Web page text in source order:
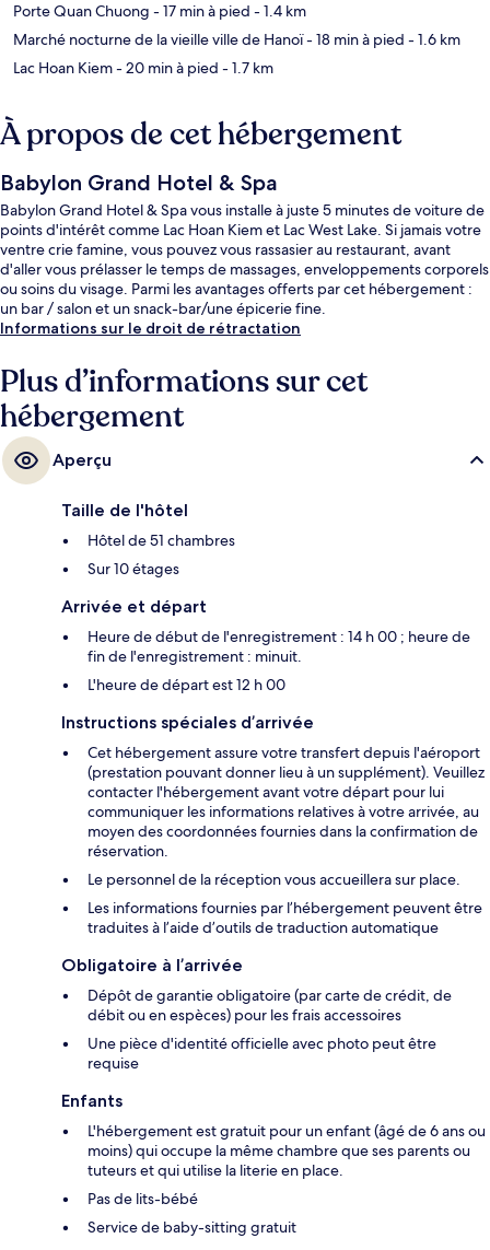
Porte Quan Chuong - 17 min à pied - 1.4 km
Marché nocturne de la vieille ville de Hanoï- 18 min à pied - 1.6 km
Lac Hoan Kiem- 20 min à pied - 1.7 km
À propos de cet hébergement
Babylon Grand Hotel & Spa
Babylon Grand Hotel & Spa vous installe à juste 5 minutes de voiture de
points d'intérêt comme Lac Hoan Kiem et Lac West Lake. Si jamais votre
ventre crie famine, vous pouvez vous rassasier au restaurant, avant
d'aller vous prélasser le temps de massages, enveloppements corporels
ou soins du visage. Parmi les avantages offerts par cet hébergement :
un bar / salon et un snack-bar/une épicerie fine.
Informations sur le droit de rétractation
Plus d’informations sur cet
hébergement
Aperçu
Taille de l'hôtel
Hôtel de 51 chambres
Sur 10 étages
Arrivée et départ
Heure de début de l'enregistrement : 14 h 00 ; heure de
fin de l'enregistrement : minuit.
L'heure de départ est 12 h 00
Instructions spéciales d’arrivée
Cet hébergement assure votre transfert depuis l'aéroport
(prestation pouvant donner lieu à un supplément). Veuillez
contacter l'hébergement avant votre départ pour lui
communiquer les informations relatives à votre arrivée, au
moyen des coordonnées fournies dans la confirmation de
réservation.
Le personnel de la réception vous accueillera sur place.
Les informations fournies par l’hébergement peuvent être
traduites à l’aide d’outils de traduction automatique
Obligatoire à l’arrivée
Dépôt de garantie obligatoire (par carte de crédit, de
débit ou en espèces) pour les frais accessoires
Une pièce d'identité officielle avec photo peut être
requise
Enfants
L'hébergement est gratuit pour un enfant (âgé de 6 ans ou
moins) qui occupe la même chambre que ses parents ou
tuteurs et qui utilise la literie en place.
Pas de lits-bébé
Service de baby-sitting gratuit